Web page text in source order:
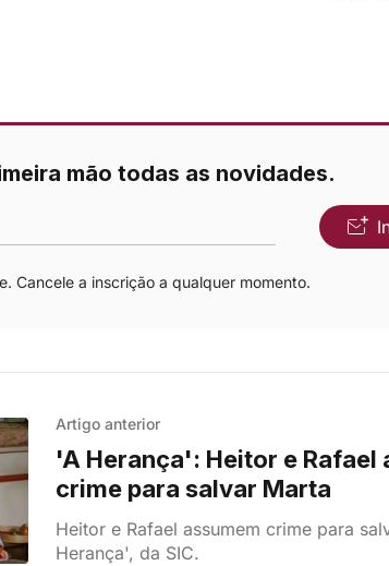
mão todas as novidades.
Cancele a inscrição a qualquer momento.
Artigo anterior
'A Herança': Heitor e Rafael
crime para salvar Marta
Heitor e Rafael assumem crime para
Herança', da SIC.